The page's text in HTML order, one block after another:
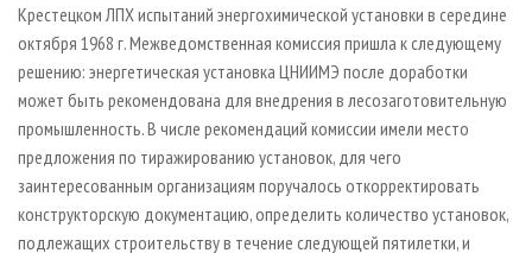
Крестецком ЛПХ испытаний энергохимической установки в середине
октября 1968 г. Межведомственная комиссия пришла к следующему
решению: энергетическая установка ЦНИИМЭ после доработки
может быть рекомендована для внедрения в лесозаготовительную
промышленность. В числе рекомендаций комиссии имели место
предложения по тиражированию установок, для чего
заинтересованным организациям поручалось откорректировать
конструкторскую документацию, определить количество установок,
подлежащих строительству в течение следующей пятилетки, и